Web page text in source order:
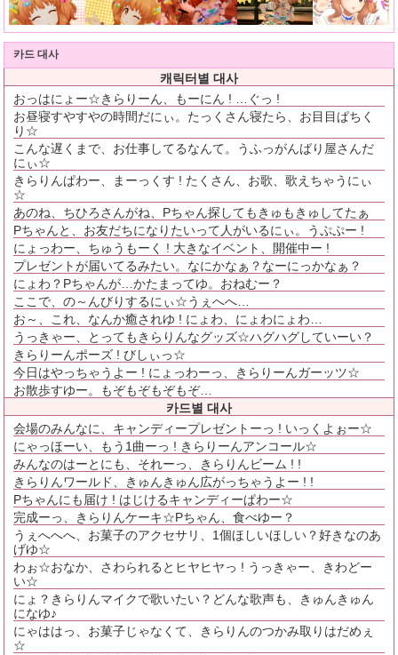
카드 대사
캐릭터별 대사
おっはにょー☆きらりーん、もーにん ! …ぐっ !
お昼寝すやすやの時間だにぃ。たっくさん寝たら、お目目ぱちく
り☆
こんな遅くまで、お仕事してるなんて。うふっがんばり屋さんだ
にぃ☆
きらりんぱわー、まーっくす ! たくさん、お歌、歌えちゃうにぃ
☆
あのね、ちひろさんがね、Pちゃん探してもきゅもきゅしてたぁ
Pちゃんと、お友だちになりたいって人がいるにぃ。うぷぷー !
にょっわー、ちゅうもーく ! 大きなイベント、開催中ー !
プレゼントが届いてるみたい。なにかなぁ？なーにっかなぁ？
にょわ？Pちゃんが…かたまってゆ。おねむー？
ここで、の～んびりするにぃ☆うぇへへ…
お～、これ、なんか癒されゆ ! にょわ、にょわにょわ…
うっきゃー、とってもきらりんなグッズ☆ハグハグしていーい？
きらりーんポーズ ! びしぃっ☆
今日はやっちゃうよー ! にょっわーっ、きらりーんガーッツ☆
お散歩すゆー。もぞもぞもぞもぞ…
카드별 대사
会場のみんなに、キャンディープレゼントーっ ! いっくよぉー☆
にゃっほーい、もう1曲ーっ ! きらりーんアンコール☆
みんなのはーとにも、それーっ、きらりんビーム ! !
きらりんワールド、きゅんきゅん広がっちゃうよー ! !
Pちゃんにも届け ! はじけるキャンディーぱわー☆
完成ーっ、きらりんケーキ☆Pちゃん、食べゆー？
うぇへへへ、お菓子のアクセサリ、1個ほしいほしい？好きなのあ
げゆ☆
わぉ☆おなか、さわられるとヒヤヒヤっ ! うっきゃー、きわどー
い☆
にょ？きらりんマイクで歌いたい？どんな歌声も、きゅんきゅん
になゆ♪
にゃははっ、お菓子じゃなくて、きらりんのつかみ取りはだめぇ
☆